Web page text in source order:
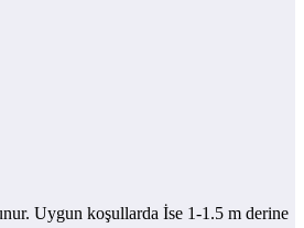
Uygun koşullarda İse 1-1.5 m derine